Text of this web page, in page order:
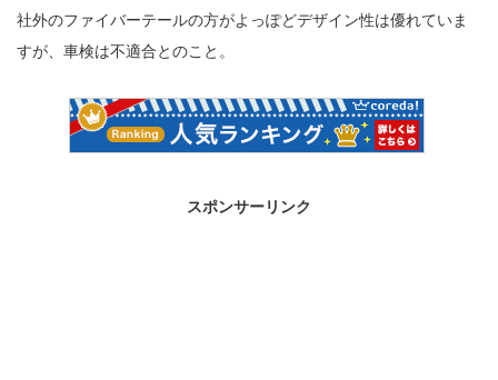
社外のファイバーテールの方がよっぽどデザイン性は優れていま
すが、車検は不適合とのこと。
スポンサーリンク